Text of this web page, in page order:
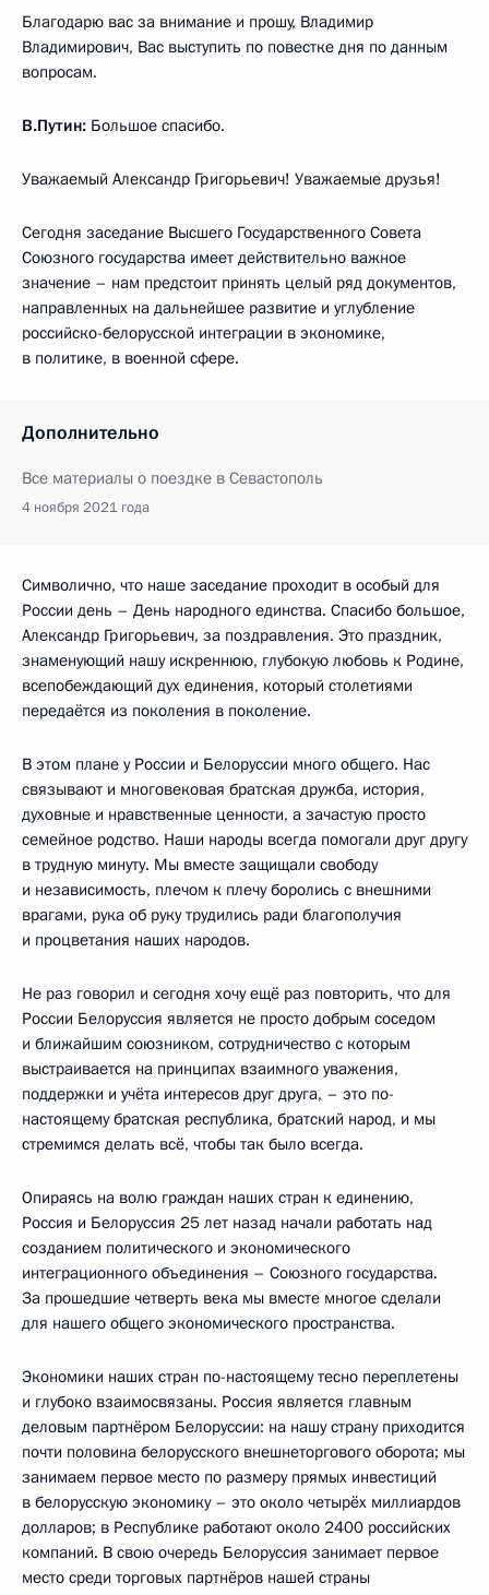
Благодарю вас за внимание и прошу, Владимир
Владимирович, Вас выступить по повестке дня по данным
вопросам.
В.Путин: Большое спасибо.
Уважаемый Александр Григорьевич! Уважаемые друзья!
Сегодня заседание Высшего Государственного Совета
Союзного государства имеет действительно важное
значение – нам предстоит принять целый ряд документов,
направленных на дальнейшее развитие и углубление
российско-белорусской интеграции в экономике,
в политике, в военной сфере.
Дополнительно
Все материалы о поездке в Севастополь
4 ноября 2021 года
Символично, что наше заседание проходит в особый для
России день – День народного единства. Спасибо большое,
Александр Григорьевич, за поздравления. Это праздник,
знаменующий нашу искреннюю, глубокую любовь к Родине,
всепобеждающий дух единения, который столетиями
передаётся из поколения в поколение.
В этом плане у России и Белоруссии много общего. Нас
связывают и многовековая братская дружба, история,
духовные и нравственные ценности, а зачастую просто
семейное родство. Наши народы всегда помогали друг другу
в трудную минуту. Мы вместе защищали свободу
и независимость, плечом к плечу боролись с внешними
врагами, рука об руку трудились ради благополучия
и процветания наших народов.
Не раз говорил и сегодня хочу ещё раз повторить, что для
России Белоруссия является не просто добрым соседом
и ближайшим союзником, сотрудничество с которым
выстраивается на принципах взаимного уважения,
поддержки и учёта интересов друг друга, – это по-
настоящему братская республика, братский народ, и мы
стремимся делать всё, чтобы так было всегда.
Опираясь на волю граждан наших стран к единению,
Россия и Белоруссия 25 лет назад начали работать над
созданием политического и экономического
интеграционного объединения – Союзного государства.
За прошедшие четверть века мы вместе многое сделали
для нашего общего экономического пространства.
Экономики наших стран по-настоящему тесно переплетены
и глубоко взаимосвязаны. Россия является главным
деловым партнёром Белоруссии: на нашу страну приходится
почти половина белорусского внешнеторгового оборота; мы
занимаем первое место по размеру прямых инвестиций
в белорусскую экономику – это около четырёх миллиардов
долларов; в Республике работают около 2400 российских
компаний. В свою очередь Белоруссия занимает первое
место среди торговых партнёров нашей страны